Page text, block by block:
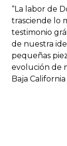
“La labor de
trasciende lo
testimonio
de nuestra
pequeñas
evolución de
Baja